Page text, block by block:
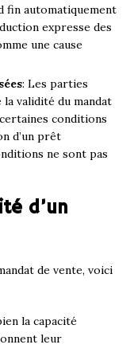
fin automatiquement
expresse des
une cause
: Les parties
validité du mandat
conditions
d’un prêt
ne sont pas
d’un
de vente, voici
la capacité
leur